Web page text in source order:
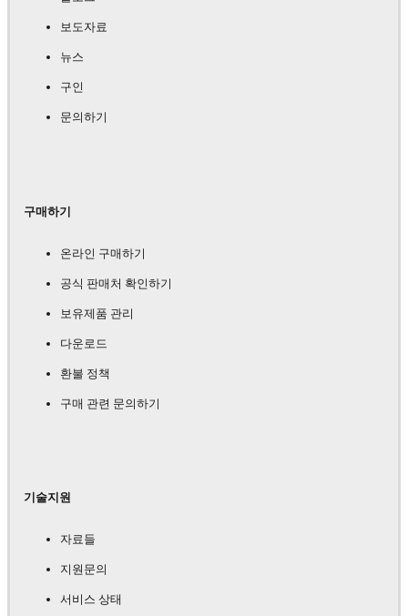
보도자료
뉴스
구인
문의하기
구매하기
온라인 구매하기
공식 판매처 확인하기
보유제품 관리
다운로드
환불 정책
구매 관련 문의하기
기술지원
자료들
지원문의
서비스 상태